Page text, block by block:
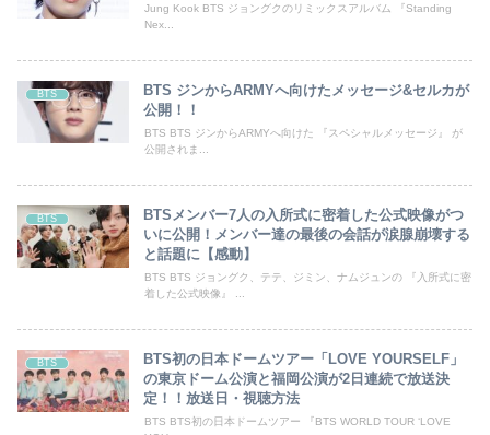
Jung Kook BTS ジョングクのリミックスアルバム 『Standing
Nex...
BTS
BTS ジンからARMYへ向けたメッセージ&セルカが
公開！！
BTS BTS ジンからARMYへ向けた 『スペシャルメッセージ』 が
公開されま...
BTS
BTSメンバー7人の入所式に密着した公式映像がつ
いに公開！メンバー達の最後の会話が涙腺崩壊する
と話題に【感動】
BTS BTS ジョングク、テテ、ジミン、ナムジュンの 『入所式に密
着した公式映像』 ...
BTS
BTS初の日本ドームツアー「LOVE YOURSELF」
の東京ドーム公演と福岡公演が2日連続で放送決
定！！放送日・視聴方法
BTS BTS初の日本ドームツアー 『BTS WORLD TOUR ‘LOVE